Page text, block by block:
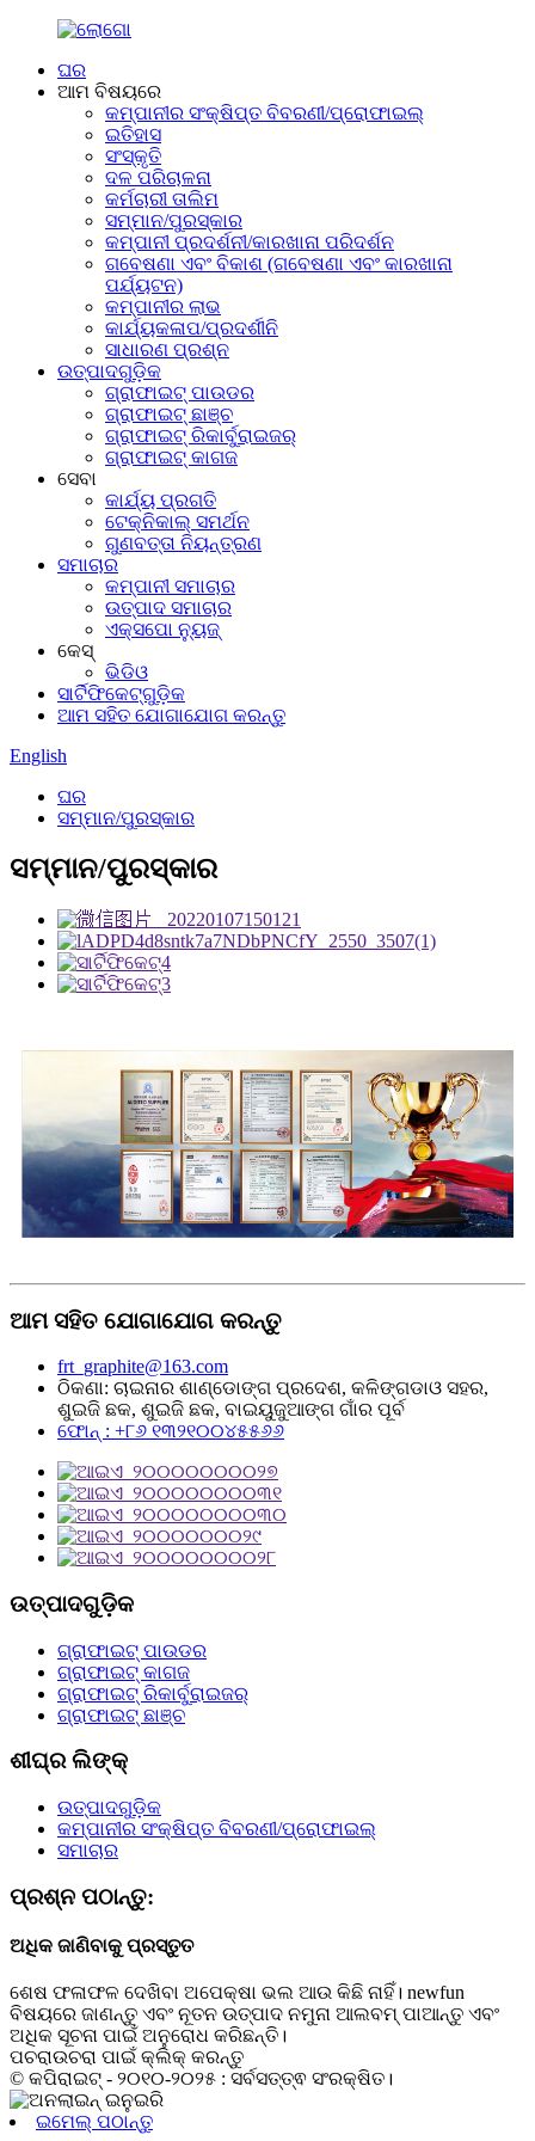
ଘର
ଆମ ବିଷୟରେ
କମ୍ପାନୀର ସଂକ୍ଷିପ୍ତ ବିବରଣୀ/ପ୍ରୋଫାଇଲ୍
ଇତିହାସ
ସଂସ୍କୃତି
ଦଳ ପରିଚାଳନା
କର୍ମଚାରୀ ତାଲିମ
ସମ୍ମାନ/ପୁରସ୍କାର
କମ୍ପାନୀ ପ୍ରଦର୍ଶନୀ/କାରଖାନା ପରିଦର୍ଶନ
ଗବେଷଣା ଏବଂ ବିକାଶ (ଗବେଷଣା ଏବଂ କାରଖାନା
ପର୍ଯ୍ୟଟନ)
କମ୍ପାନୀର ଲାଭ
କାର୍ଯ୍ୟକଳାପ/ପ୍ରଦର୍ଶୀନି
ସାଧାରଣ ପ୍ରଶ୍ନ
ଉତ୍ପାଦଗୁଡ଼ିକ
ଗ୍ରାଫାଇଟ୍ ପାଉଡର
ଗ୍ରାଫାଇଟ୍ ଛାଞ୍ଚ
ଗ୍ରାଫାଇଟ୍ ରିକାର୍ବୁରାଇଜର୍
ଗ୍ରାଫାଇଟ୍ କାଗଜ
ସେବା
କାର୍ଯ୍ୟ ପ୍ରଗତି
ଟେକ୍ନିକାଲ୍ ସମର୍ଥନ
ଗୁଣବତ୍ତା ନିୟନ୍ତ୍ରଣ
ସମାଚାର
କମ୍ପାନୀ ସମାଚାର
ଉତ୍ପାଦ ସମାଚାର
ଏକ୍ସପୋ ନ୍ୟୁଜ୍
କେସ୍
ଭିଡିଓ
ସାର୍ଟିଫିକେଟ୍‌ଗୁଡ଼ିକ
ଆମ ସହିତ ଯୋଗାଯୋଗ କରନ୍ତୁ
English
ଘର
ସମ୍ମାନ/ପୁରସ୍କାର
ସମ୍ମାନ/ପୁରସ୍କାର
ଆମ ସହିତ ଯୋଗାଯୋଗ କରନ୍ତୁ
frt_graphite@163.com
ଠିକଣା: ଚାଇନାର ଶାଣ୍ଡୋଙ୍ଗ ପ୍ରଦେଶ, କଳିଙ୍ଗଡାଓ ସହର,
ଶୁଇଜି ଛକ, ଶୁଇଜି ଛକ, ବାଇୟୁଜୁଆଙ୍ଗ ଗାଁର ପୂର୍ବ
ଫୋନ୍ : +୮୬ ୧୩୨୧୦୦୪୫୫୬୬
ଉତ୍ପାଦଗୁଡ଼ିକ
ଗ୍ରାଫାଇଟ୍ ପାଉଡର
ଗ୍ରାଫାଇଟ୍ କାଗଜ
ଗ୍ରାଫାଇଟ୍ ରିକାର୍ବୁରାଇଜର୍
ଗ୍ରାଫାଇଟ୍ ଛାଞ୍ଚ
ଶୀଘ୍ର ଲିଙ୍କ୍
ଉତ୍ପାଦଗୁଡ଼ିକ
କମ୍ପାନୀର ସଂକ୍ଷିପ୍ତ ବିବରଣୀ/ପ୍ରୋଫାଇଲ୍
ସମାଚାର
ପ୍ରଶ୍ନ ପଠାନ୍ତୁ:
ଅଧିକ ଜାଣିବାକୁ ପ୍ରସ୍ତୁତ
ଶେଷ ଫଳାଫଳ ଦେଖିବା ଅପେକ୍ଷା ଭଲ ଆଉ କିଛି ନାହିଁ। newfun
ବିଷୟରେ ଜାଣନ୍ତୁ ଏବଂ ନୂତନ ଉତ୍ପାଦ ନମୁନା ଆଲବମ୍ ପାଆନ୍ତୁ ଏବଂ
ଅଧିକ ସୂଚନା ପାଇଁ ଅନୁରୋଧ କରିଛନ୍ତି।
ପଚରାଉଚରା ପାଇଁ କ୍ଲିକ୍ କରନ୍ତୁ
© କପିରାଇଟ୍ - ୨୦୧୦-୨୦୨୫ : ସର୍ବସତ୍ତ୍ଵ ସଂରକ୍ଷିତ।
ଇମେଲ୍ ପଠାନ୍ତୁ